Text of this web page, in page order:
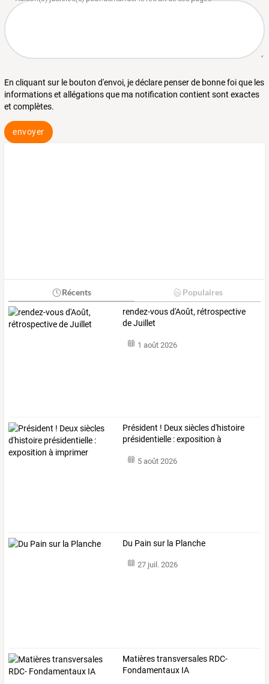
En cliquant sur le bouton d'envoi, je déclare penser de bonne foi que les
informations et allégations que ma notification contient sont exactes
et complètes.
envoyer
Récents Populaires
rendez-vous d'Août, rétrospective
de Juillet
1 août 2026
Président ! Deux siècles d'histoire
présidentielle : exposition à
5 août 2026
Du Pain sur la Planche
27 juil. 2026
Matières transversales RDC-
Fondamentaux IA